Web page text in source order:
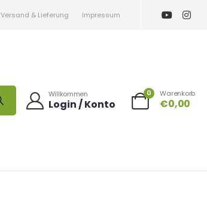
Versand & Lieferung Impressum
Willkommen
Login / Konto
0 Warenkorb
€0,00